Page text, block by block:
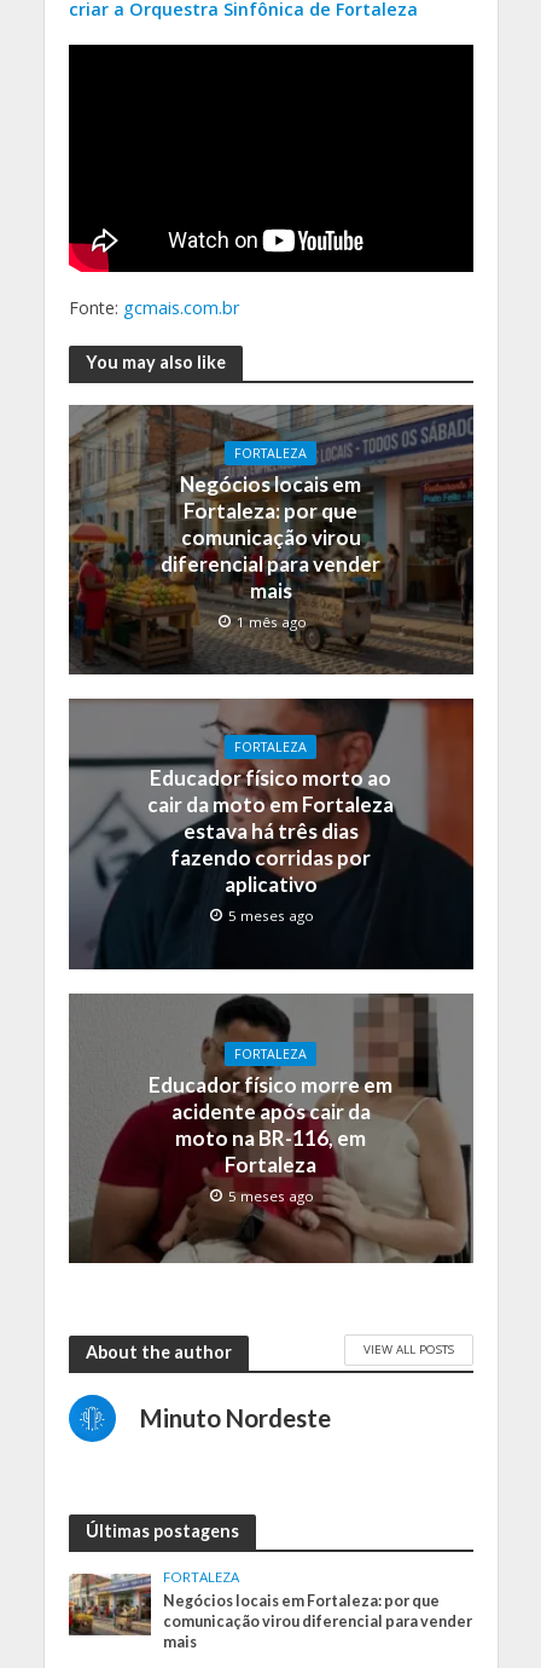
criar a Orquestra Sinfônica de Fortaleza
Fonte: gcmais.com.br
You may also like
FORTALEZA
Negócios locais em
Fortaleza: por que
comunicação virou
diferencial para vender
mais
1 mês ago
FORTALEZA
Educador físico morto ao
cair da moto em Fortaleza
estava há três dias
fazendo corridas por
aplicativo
5 meses ago
FORTALEZA
Educador físico morre em
acidente após cair da
moto na BR-116, em
Fortaleza
5 meses ago
About the author VIEW ALL POSTS
Minuto Nordeste
Últimas postagens
FORTALEZA
Negócios locais em Fortaleza: por que
comunicação virou diferencial para vender
mais